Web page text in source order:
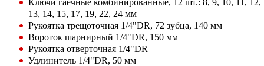
13, 14, 15, 17, 19, 22, 24 мм
Рукоятка трещоточная 1/4"DR, 72 зубца, 140 мм
Вороток шарнирный 1/4"DR, 150 мм
Рукоятка отверточная 1/4"DR
Удлинитель 1/4"DR, 50 мм